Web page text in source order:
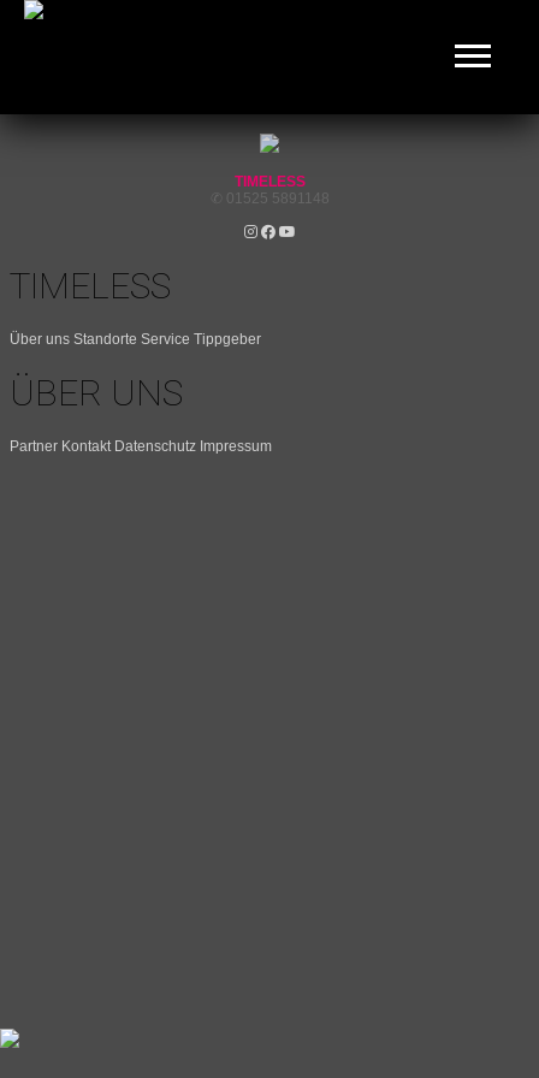
TIMELESS Automaten | Vending Automaten | Verkaufsautomaten
TIMELESS
✆ 01525 5891148
TIMELESS
Über uns Standorte Service Tippgeber
ÜBER UNS
Partner Kontakt Datenschutz Impressum